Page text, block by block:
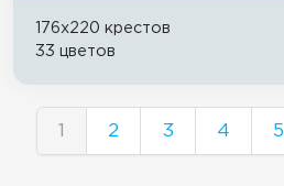
176x220 крестов
33 цветов
1 2 3 4 5